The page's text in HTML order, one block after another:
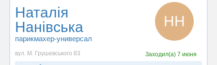
Наталія
Нанівська
парикмахер-универсал
НН
вул. М. Грушевського 83 Заходил(а) 7 июня